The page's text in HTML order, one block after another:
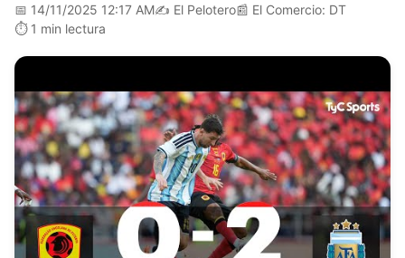
📅 14/11/2025 12:17 AM✍️ El Pelotero📰 El Comercio: DT
⏱️ 1 min lectura